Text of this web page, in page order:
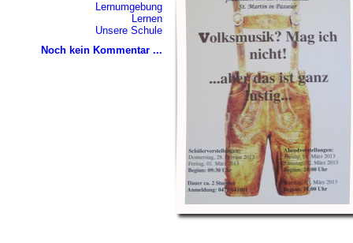
Lernumgebung
Lernen
Unsere Schule
Noch kein Kommentar ...